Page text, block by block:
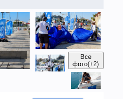
Все
фото(+2)